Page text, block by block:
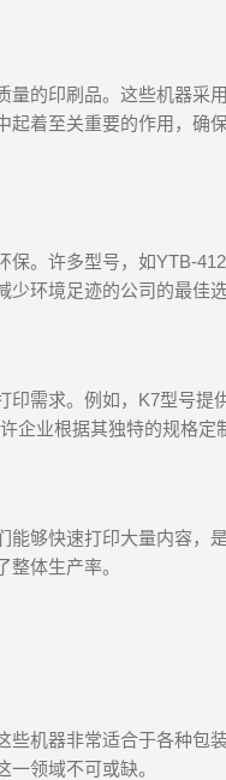
的印刷品。这些机器采
着至关重要的作用，确
。许多型号，如YTB-
环境足迹的公司的最佳选
需求。例如，K7型号提
企业根据其独特的规格定
够快速打印大量内容，
体生产率。
机器非常适合于各种包
领域不可或缺。